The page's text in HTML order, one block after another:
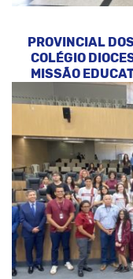
PROVINCIAL
COLÉGIO
MISSÃO